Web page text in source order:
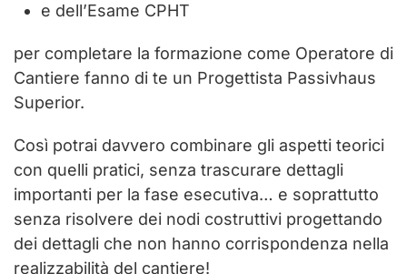
e dell’Esame CPHT
per completare la formazione come Operatore di
Cantiere fanno di te un Progettista Passivhaus
Superior.
Così potrai davvero combinare gli aspetti teorici
con quelli pratici, senza trascurare dettagli
importanti per la fase esecutiva… e soprattutto
senza risolvere dei nodi costruttivi progettando
dei dettagli che non hanno corrispondenza nella
realizzabilità del cantiere!